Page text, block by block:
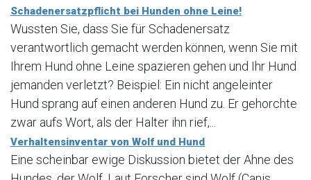
Schadenersatzpflicht bei Hunden ohne Leine!
Wussten Sie, dass Sie für Schadenersatz
verantwortlich gemacht werden können, wenn Sie mit
Ihrem Hund ohne Leine spazieren gehen und Ihr Hund
jemanden verletzt? Beispiel: Ein nicht angeleinter
Hund sprang auf einen anderen Hund zu. Er gehorchte
zwar aufs Wort, als der Halter ihn rief,...
Verhaltensinventar von Wolf und Hund
Eine scheinbar ewige Diskussion bietet der Ahne des